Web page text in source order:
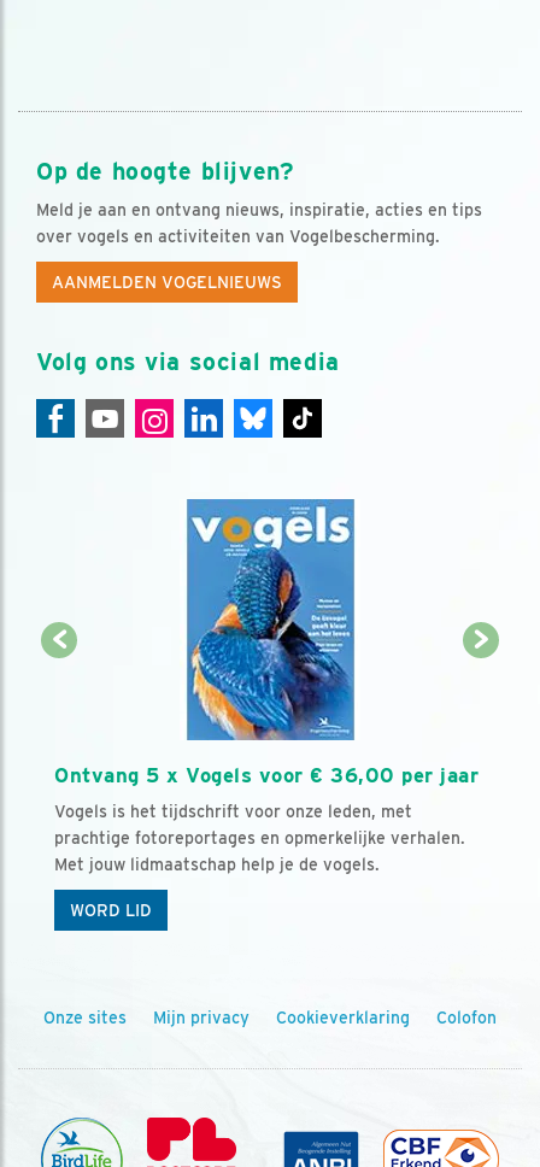
Op de hoogte blijven?
Meld je aan en ontvang nieuws, inspiratie, acties en tips
over vogels en activiteiten van Vogelbescherming.
AANMELDEN VOGELNIEUWS
Volg ons via social media
Ontvang 5 x Vogels voor € 36,00 per jaar
Vogels is het tijdschrift voor onze leden, met
prachtige fotoreportages en opmerkelijke verhalen.
Met jouw lidmaatschap help je de vogels.
WORD LID
Onze sites Mijn privacy Cookieverklaring Colofon